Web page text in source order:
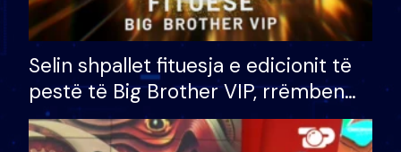
Selin shpallet fituesja e edicionit të
pestë të Big Brother VIP, rrëmben
çmimin e madh prej 100 mijë eurosh